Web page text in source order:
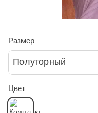
Размер
Полуторный
Цвет